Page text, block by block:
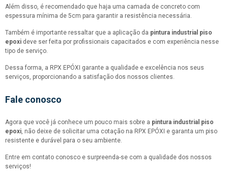
Além disso, é recomendado que haja uma camada de concreto com
espessura mínima de 5cm para garantir a resistência necessária.
Também é importante ressaltar que a aplicação da pintura industrial piso
epoxi deve ser feita por profissionais capacitados e com experiência nesse
tipo de serviço.
Dessa forma, a RPX EPÓXI garante a qualidade e excelência nos seus
serviços, proporcionando a satisfação dos nossos clientes.
Fale conosco
Agora que você já conhece um pouco mais sobre a pintura industrial piso
epoxi, não deixe de solicitar uma cotação na RPX EPÓXI e garanta um piso
resistente e durável para o seu ambiente.
Entre em contato conosco e surpreenda-se com a qualidade dos nossos
serviços!